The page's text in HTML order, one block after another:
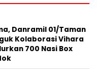
Danramil 01/Taman
Kolaborasi Vihara
700 Nasi Box